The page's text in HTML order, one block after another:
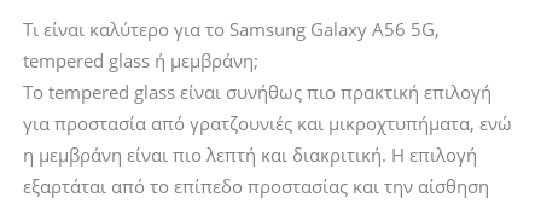
Τι είναι καλύτερο για το Samsung Galaxy A56 5G,
tempered glass ή μεμβράνη;
Το tempered glass είναι συνήθως πιο πρακτική επιλογή
για προστασία από γρατζουνιές και μικροχτυπήματα, ενώ
η μεμβράνη είναι πιο λεπτή και διακριτική. Η επιλογή
εξαρτάται από το επίπεδο προστασίας και την αίσθηση